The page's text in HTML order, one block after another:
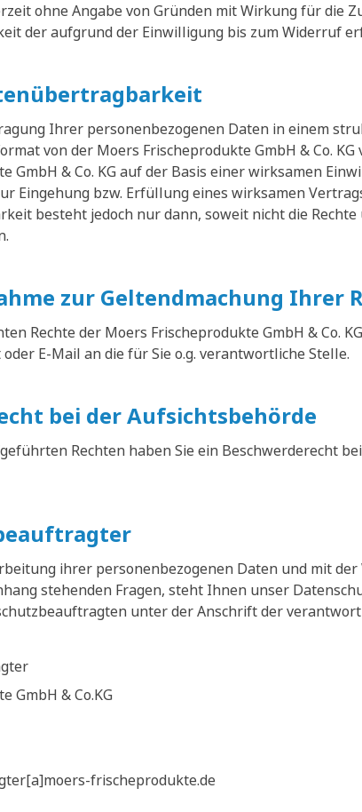
ohne Angabe von Gründen mit Wirkung für die
der aufgrund der Einwilligung bis zum Widerruf
Ihrer personenbezogenen Daten in einem
von der Moers Frischeprodukte GmbH & Co.
GmbH & Co. KG auf der Basis einer wirksamen
Eingehung bzw. Erfüllung eines wirksamen
besteht jedoch nur dann, soweit nicht die
zur Geltendmachung Ihrer
Rechte der Moers Frischeprodukte GmbH & Co.
E-Mail an die für Sie o.g. verantwortliche Stelle.
bei der Aufsichtsbehörde
Rechten haben Sie ein Beschwerderecht
ihrer personenbezogenen Daten und mit
stehenden Fragen, steht Ihnen unser
unter der Anschrift der
GmbH & Co.KG
frischeprodukte.de